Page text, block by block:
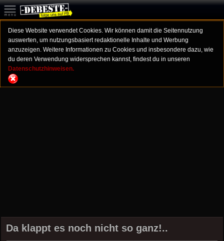
Diese Website verwendet Cookies. Wir können damit die Seitennutzung
auswerten, um nutzungsbasiert redaktionelle Inhalte und Werbung
anzuzeigen. Weitere Informationen zu Cookies und insbesondere dazu, wie
du deren Verwendung widersprechen kannst, findest du in unseren
Datenschutzhinweisen.
Da klappt es noch nicht so ganz!..